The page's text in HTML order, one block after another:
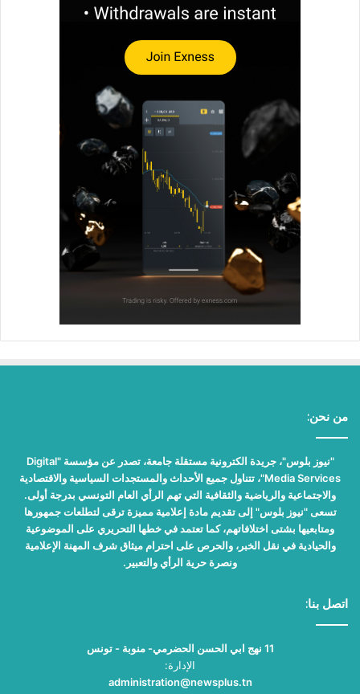
من نحن:
"نيوز بلوس"، جريدة الكترونية مستقلة جامعة، تصدر عن مؤسسة "Digital
Media Services"، تتناول جميع الأحداث والمستجدات السياسية والاقتصادية
والاجتماعية والرياضية والثقافية التي تهم الرأي العام التونسي بدرجة أولى.
تسعى "نيوز بلوس" إلى تقديم مادة إعلامية مميزة ترقى لتطلعات جمهورها
ومتابعيها بشتى اختلافاتهم، كما تعتمد في خطها التحريري على الموضوعية
والحيادية في نقل الخبر، والحرص على احترام ميثاق شرف المهنة الإعلامية
ونصرة حرية الرأي والتعبير.
اتصل بنا:
11 نهج ابي الحسن الحضرمي- منوبة - تونس
الإدارة:
administration@newsplus.tn